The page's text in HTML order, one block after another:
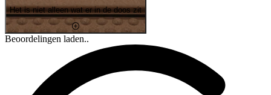
Het is niet alleen wat er in de doos zit
Beoordelingen laden..